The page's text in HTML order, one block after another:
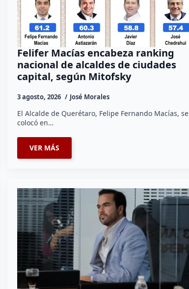
Felifer Macías encabeza ranking
nacional de alcaldes de ciudades
capital, según Mitofsky
3 agosto, 2026 José Morales
El Alcalde de Querétaro, Felipe Fernando Macías, se
colocó en…
VER MÁS